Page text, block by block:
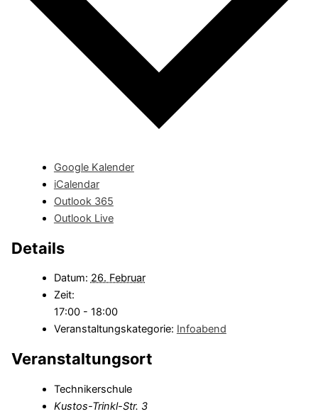
Google Kalender
iCalendar
Outlook 365
Outlook Live
Details
Datum: 26. Februar
Zeit:
17:00 - 18:00
Veranstaltungskategorie: Infoabend
Veranstaltungsort
Technikerschule
Kustos-Trinkl-Str. 3